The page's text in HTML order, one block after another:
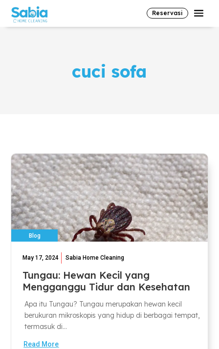
Reservasi
cuci sofa
Blog
May 17, 2024 Sabia Home Cleaning
Tungau: Hewan Kecil yang
Mengganggu Tidur dan Kesehatan
Apa itu Tungau? Tungau merupakan hewan kecil
berukuran mikroskopis yang hidup di berbagai tempat,
termasuk di...
Read More